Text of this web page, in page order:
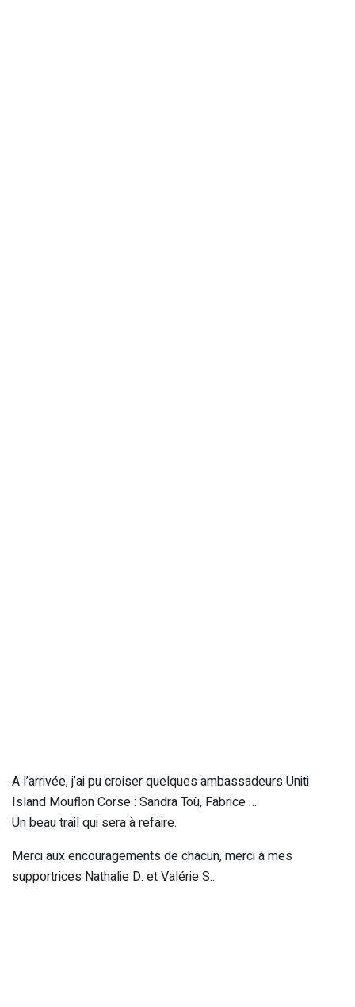
A l’arrivée, j’ai pu croiser quelques ambassadeurs Uniti
Island Mouflon Corse : Sandra Toù, Fabrice …
Un beau trail qui sera à refaire.
Merci aux encouragements de chacun, merci à mes
supportrices Nathalie D. et Valérie S..